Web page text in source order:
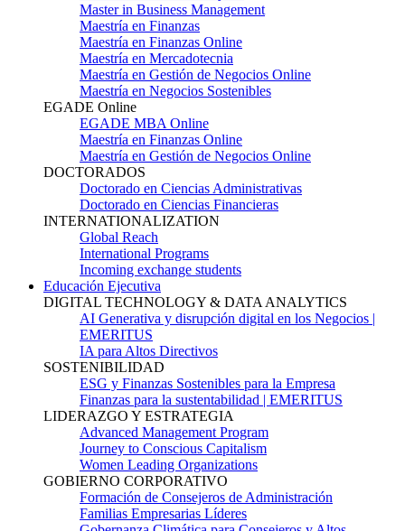
Master in Business Management
Maestría en Finanzas
Maestría en Finanzas Online
Maestría en Mercadotecnia
Maestría en Gestión de Negocios Online
Maestría en Negocios Sostenibles
EGADE Online
EGADE MBA Online
Maestría en Finanzas Online
Maestría en Gestión de Negocios Online
DOCTORADOS
Doctorado en Ciencias Administrativas
Doctorado en Ciencias Financieras
INTERNATIONALIZATION
Global Reach
International Programs
Incoming exchange students
Educación Ejecutiva
DIGITAL TECHNOLOGY & DATA ANALYTICS
AI Generativa y disrupción digital en los Negocios |
EMERITUS
IA para Altos Directivos
SOSTENIBILIDAD
ESG y Finanzas Sostenibles para la Empresa
Finanzas para la sustentabilidad | EMERITUS
LIDERAZGO Y ESTRATEGIA
Advanced Management Program
Journey to Conscious Capitalism
Women Leading Organizations
GOBIERNO CORPORATIVO
Formación de Consejeros de Administración
Familias Empresarias Líderes